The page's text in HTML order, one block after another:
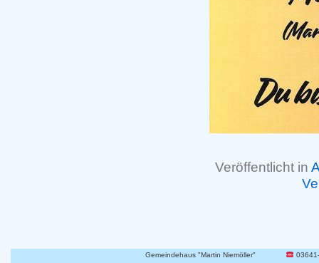
Veröffentlicht in
Gemeindehaus "Martin Niemöller"